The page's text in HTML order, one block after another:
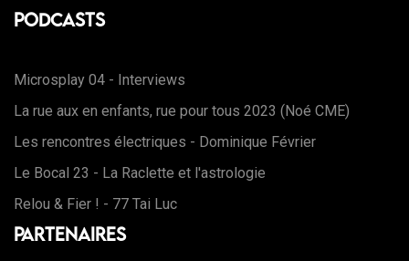
Podcasts
Microsplay 04 - Interviews
La rue aux en enfants, rue pour tous 2023 (Noé CME)
Les rencontres électriques - Dominique Février
Le Bocal 23 - La Raclette et l'astrologie
Relou & Fier ! - 77 Tai Luc
Partenaires